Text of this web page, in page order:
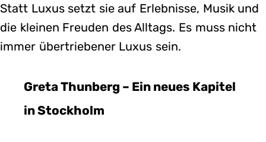
Statt Luxus setzt sie auf Erlebnisse, Musik und
die kleinen Freuden des Alltags. Es muss nicht
immer übertriebener Luxus sein.
Greta Thunberg – Ein neues Kapitel
in Stockholm